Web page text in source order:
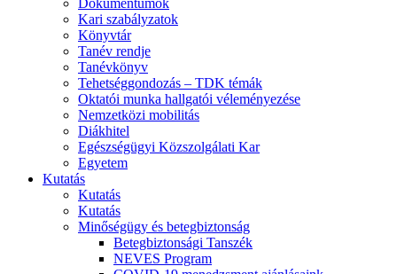
Dokumentumok
Kari szabályzatok
Könyvtár
Tanév rendje
Tanévkönyv
Tehetséggondozás – TDK témák
Oktatói munka hallgatói véleményezése
Nemzetközi mobilitás
Diákhitel
Egészségügyi Közszolgálati Kar
Egyetem
Kutatás
Kutatás
Kutatás
Minőségügy és betegbiztonság
Betegbiztonsági Tanszék
NEVES Program